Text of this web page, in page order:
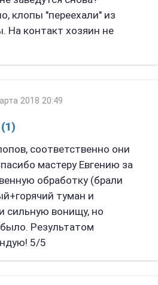
клопы "переехали" из
На контакт хозяин не
2018 20:49
соответственно они
мастеру Евгению за
обработку (брали
туман и
сильную вонищу, но
Результатом
5/5